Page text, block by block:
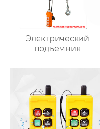
Электрический
подъемник